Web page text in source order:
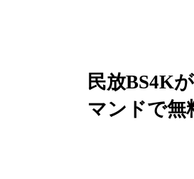
民放BS4K
マンドで無